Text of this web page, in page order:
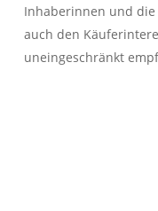
Inhaberinnen und die
auch den
uneingeschränkt